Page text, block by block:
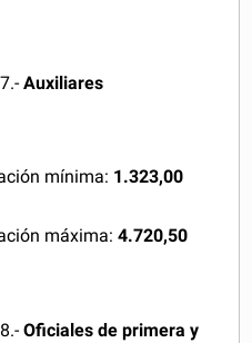
Auxiliares
mínima: 1.323,00
máxima:4.720,50
Oficiales de primera y